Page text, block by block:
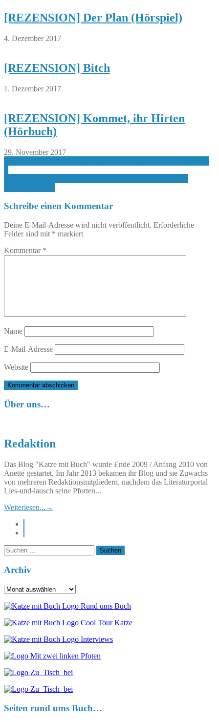
[REZENSION] Der Plan (Hörspiel)
4. Dezember 2017
[REZENSION] Bitch
1. Dezember 2017
[REZENSION] Kommet, ihr Hirten
(Hörbuch)
29. November 2017
Beitragsnavigation
Schreibe einen Kommentar
Deine E-Mail-Adresse wird nicht veröffentlicht. Erforderliche
Felder sind mit * markiert
Kommentar *
Name
E-Mail-Adresse
Website
Über uns…
Redaktion
Das Blog "Katze mit Buch" wurde Ende 2009 / Anfang 2010 von
Anette gestartet. Im Jahr 2013 bekamen ihr Blog und sie Zuwachs
von mehreren Redaktionsmitgliedern, nachdem das Literaturportal
Lies-und-lausch seine Pforten...
Weiterlesen... →
Suchen
nach:
Archiv
Archiv
Seiten rund ums Buch…